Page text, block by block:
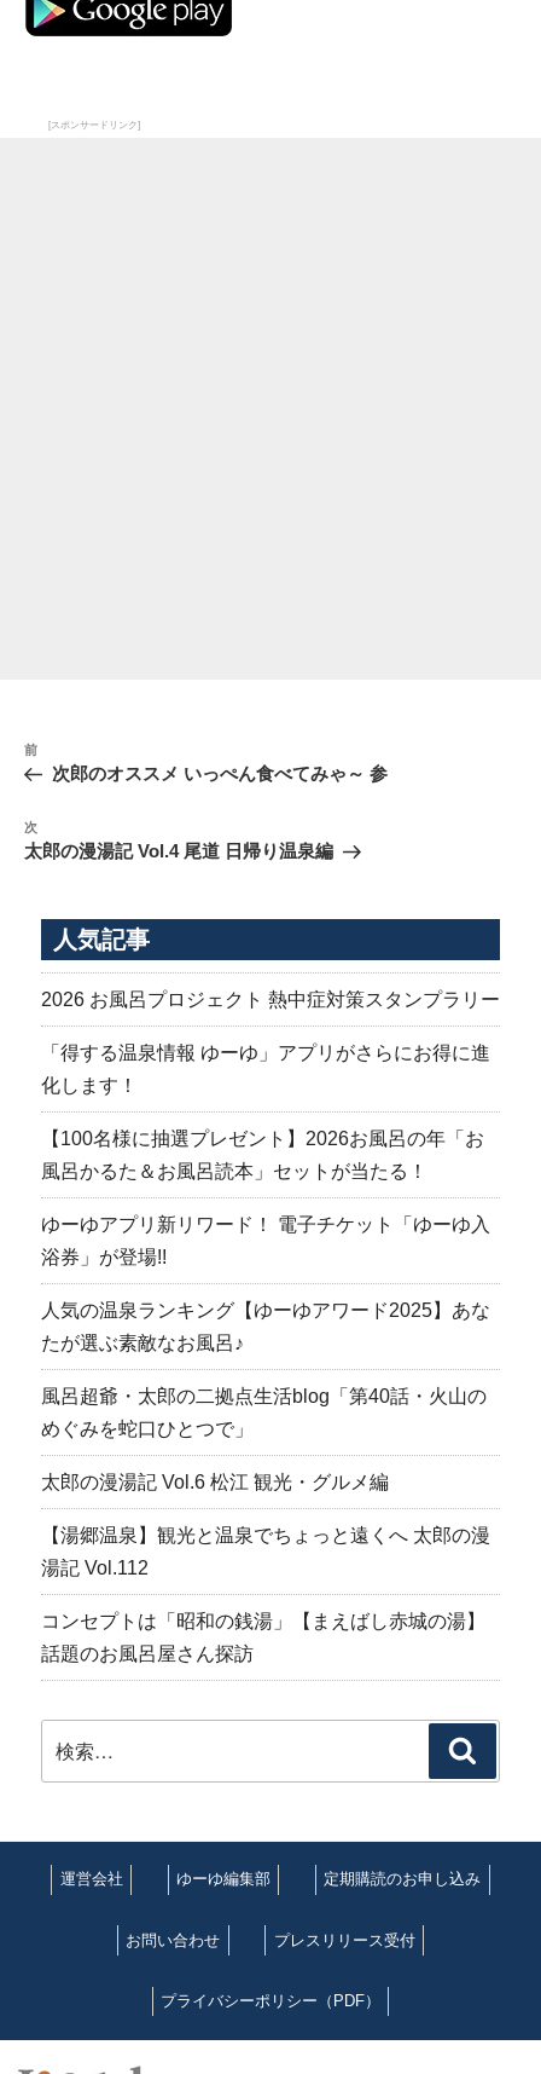
[スポンサードリンク]
投
稿
ビ
ゲ
ン
前
の
稿
前
次郎のオススメ いっぺん食べてみゃ～ 参
次
の
次
太郎の漫湯記 Vol.4 尾道 日帰り温泉編
人気記事
2026 お風呂プロジェクト 熱中症対策スタンプラリー
「得する温泉情報 ゆーゆ」アプリがさらにお得に進
化します！
【100名様に抽選プレゼント】2026お風呂の年「お
風呂かるた＆お風呂読本」セットが当たる！
ゆーゆアプリ新リワード！ 電子チケット「ゆーゆ入
浴券」が登場!!
人気の温泉ランキング【ゆーゆアワード2025】あな
たが選ぶ素敵なお風呂♪
風呂超爺・太郎の二拠点生活blog「第40話・火山の
めぐみを蛇口ひとつで」
太郎の漫湯記 Vol.6 松江 観光・グルメ編
【湯郷温泉】観光と温泉でちょっと遠くへ 太郎の漫
湯記 Vol.112
コンセプトは「昭和の銭湯」【まえばし赤城の湯】
話題のお風呂屋さん探訪
索:
索
運営会社 ゆーゆ編集部 定期購読のお申し込み
お問い合わせ プレスリリース受付
プライバシーポリシー（PDF）